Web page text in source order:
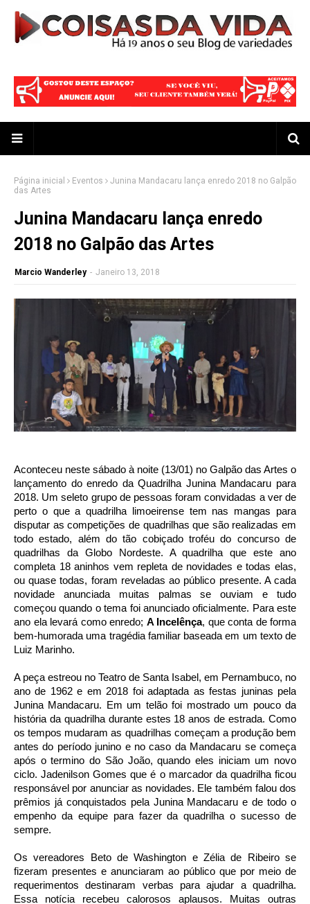
Página inicial Eventos
Junina Mandacaru lança enredo 2018 no Galpão
das Artes
Junina Mandacaru lança enredo
2018 no Galpão das Artes
Marcio Wanderley - Janeiro 13, 2018
Aconteceu neste sábado à noite (13/01) no Galpão das Artes o
lançamento do enredo da Quadrilha Junina Mandacaru para
2018. Um seleto grupo de pessoas foram convidadas a ver de
perto o que a quadrilha limoeirense tem nas mangas para
disputar as competições de quadrilhas que são realizadas em
todo estado, além do tão cobiçado troféu do concurso de
quadrilhas da Globo Nordeste. A quadrilha que este ano
completa 18 aninhos vem repleta de novidades e todas elas,
ou quase todas, foram reveladas ao público presente. A cada
novidade anunciada muitas palmas se ouviam e tudo
começou quando o tema foi anunciado oficialmente. Para este
ano ela levará como enredo; A Incelênça, que conta de forma
bem-humorada uma tragédia familiar baseada em um texto de
Luiz Marinho.
A peça estreou no Teatro de Santa Isabel, em Pernambuco, no
ano de 1962 e em 2018 foi adaptada as festas juninas pela
Junina Mandacaru. Em um telão foi mostrado um pouco da
história da quadrilha durante estes 18 anos de estrada. Como
os tempos mudaram as quadrilhas começam a produção bem
antes do período junino e no caso da Mandacaru se começa
após o termino do São João, quando eles iniciam um novo
ciclo. Jadenilson Gomes que é o marcador da quadrilha ficou
responsável por anunciar as novidades. Ele também falou dos
prêmios já conquistados pela Junina Mandacaru e de todo o
empenho da equipe para fazer da quadrilha o sucesso de
sempre.
Os vereadores Beto de Washington e Zélia de Ribeiro se
fizeram presentes e anunciaram ao público que por meio de
requerimentos destinaram verbas para ajudar a quadrilha.
Essa notícia recebeu calorosos aplausos. Muitas outras